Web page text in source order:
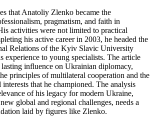
that Anatoliy Zlenko became the
pragmatism, and faith in
activities were not limited to practical
his active career in 2003, he headed the
Relations of the Kyiv Slavic University
experience to young specialists. The article
lasting influence on Ukrainian diplomacy,
principles of multilateral cooperation and the
that he championed. The analysis
of his legacy for modern Ukraine,
global and regional challenges, needs a
laid by figures like Zlenko.